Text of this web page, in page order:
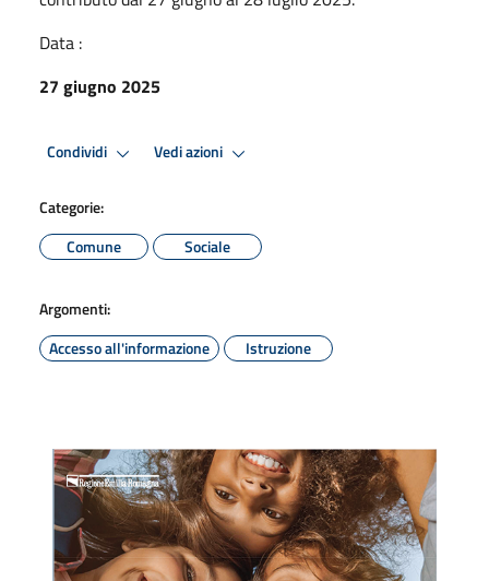
Data :
27 giugno 2025
Condividi Vedi azioni
Categorie:
Comune
Sociale
Argomenti:
Accesso all'informazione
Istruzione